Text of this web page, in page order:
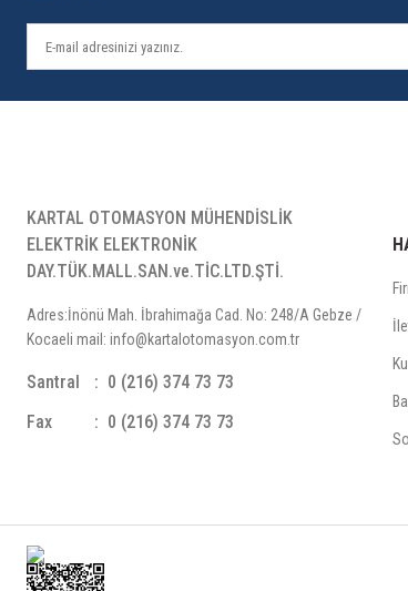
KARTAL OTOMASYON MÜHENDİSLİK
ELEKTRİK ELEKTRONİK
DAY.TÜK.MALL.SAN.ve.TİC.LTD.ŞTİ.
Adres:İnönü Mah. İbrahimağa Cad. No: 248/A Gebze /
Kocaeli mail: info@kartalotomasyon.com.tr
Santral
0 (216) 374 73 73
Fax
0 (216) 374 73 73